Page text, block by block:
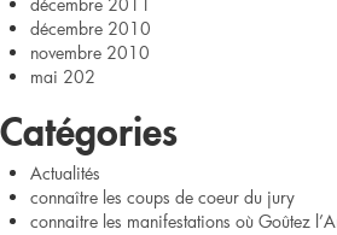
décembre 2010
novembre 2010
mai 202
Catégories
Actualités
connaître les coups de coeur du jury
connaitre les manifestations où Goûtez